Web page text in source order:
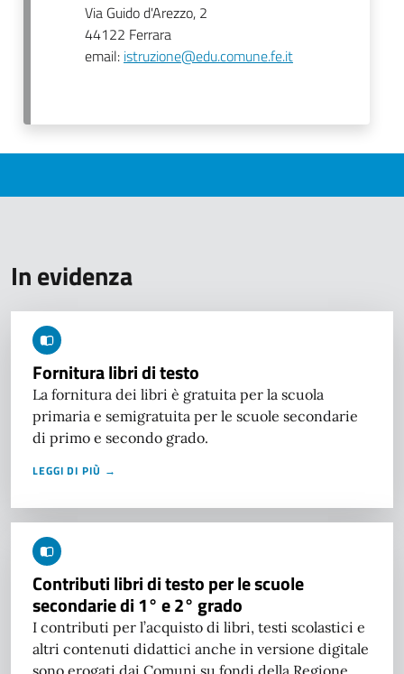
Via Guido d'Arezzo, 2
44122 Ferrara
email: istruzione@edu.comune.fe.it
In evidenza
Fornitura libri di testo
La fornitura dei libri è gratuita per la scuola
primaria e semigratuita per le scuole secondarie
di primo e secondo grado.
LEGGI DI PIÙ →
Contributi libri di testo per le scuole
secondarie di 1° e 2° grado
I contributi per l’acquisto di libri, testi scolastici e
altri contenuti didattici anche in versione digitale
sono erogati dai Comuni su fondi della Regione